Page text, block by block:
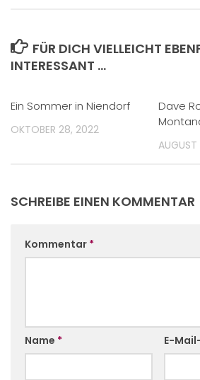
FÜR DICH VIELLEICHT
INTERESSANT …
Ein Sommer in Niendorf
OKTOBER 28, 2022
Dave
SCHREIBE EINEN KOMMENTAR
Kommentar *
Name * E-